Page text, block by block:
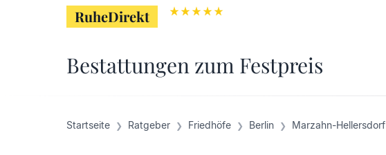
RuheDirekt
Bestattungen zum Festpreis
RuheDirekt
Startseite Ratgeber Friedhöfe Berlin Marzahn-Hellersdorf